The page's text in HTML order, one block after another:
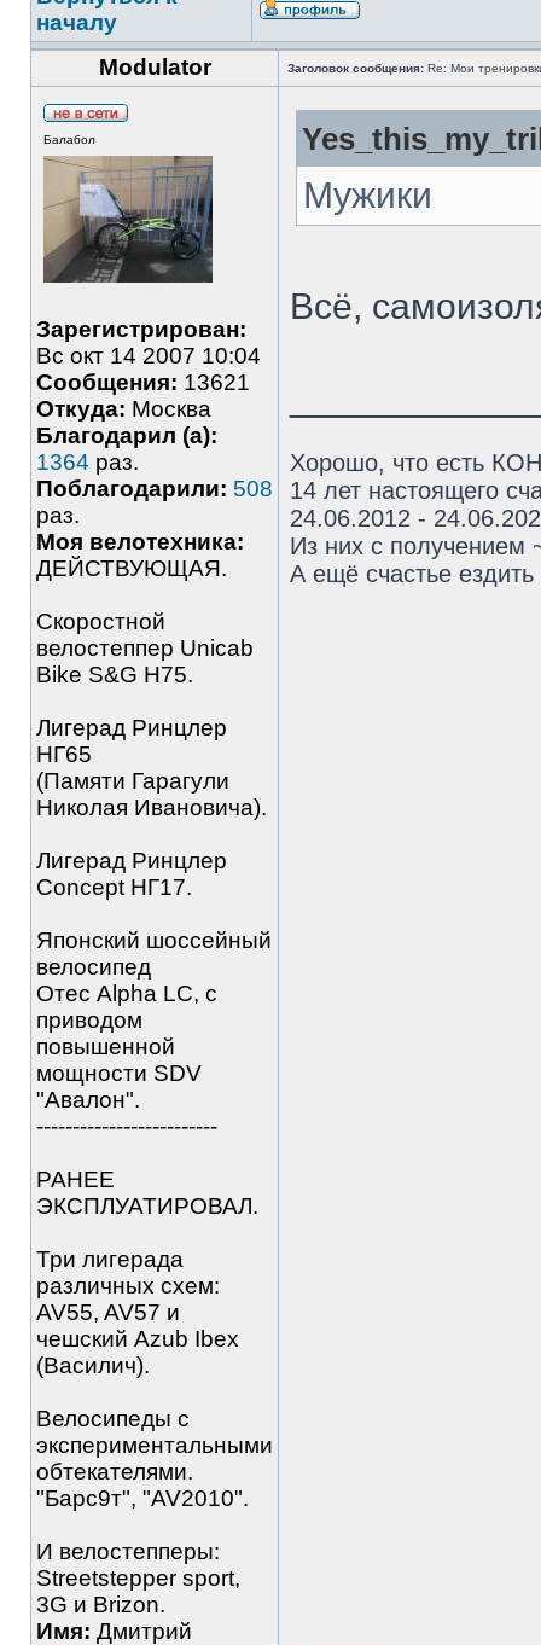
началу
Modulator
Заголовок сообщения: Re: Мои
Балабол
Зарегистрирован:
Вс окт 14 2007 10:04
Сообщения: 13621
Откуда: Москва
Благодарил (а):
1364 раз.
Поблагодарили: 508
раз.
Моя велотехника:
ДЕЙСТВУЮЩАЯ.
Скоростной
велостеппер Unicab
Bike S&G Н75.
Лигерад Ринцлер
НГ65
(Памяти Гарагули
Николая Ивановича).
Лигерад Ринцлер
Concept НГ17.
Японский шоссейный
велосипед
Отес Alpha LC, с
приводом
повышенной
мощности SDV
"Авалон".
-------------------------
РАНЕЕ
ЭКСПЛУАТИРОВАЛ.
Три лигерада
различных схем:
AV55, AV57 и
чешский Azub Ibex
(Василич).
Велосипеды с
экспериментальными
обтекателями.
"Барс9т", "AV2010".
И велостепперы:
Streetstepper sport,
3G и Brizon.
Имя: Дмитрий
Мужики
Всё,
Хорошо, что есть
14 лет настоящего
24.06.2012 -
Из них с получением
А ещё счастье